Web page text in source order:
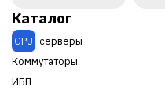
Каталог
GPU -серверы
Коммутаторы
ИБП